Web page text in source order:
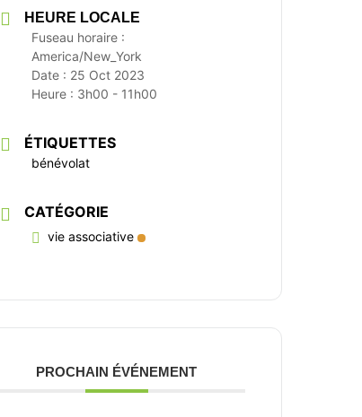
HEURE LOCALE
Fuseau horaire :
America/New_York
Date : 25 Oct 2023
Heure : 3h00 - 11h00
ÉTIQUETTES
bénévolat
CATÉGORIE
vie associative
PROCHAIN ÉVÉNEMENT